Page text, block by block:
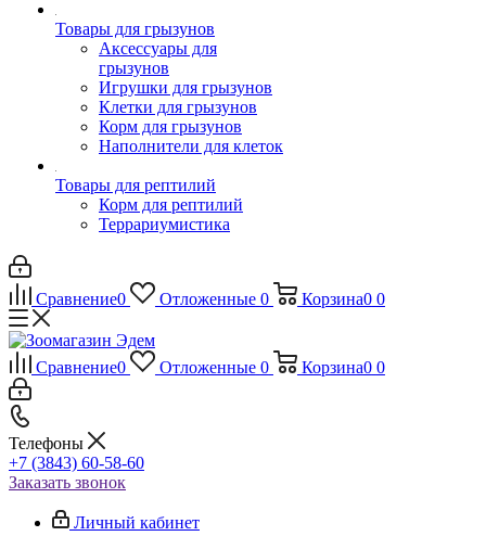
Товары для грызунов
Аксессуары для
грызунов
Игрушки для грызунов
Клетки для грызунов
Корм для грызунов
Наполнители для клеток
Товары для рептилий
Корм для рептилий
Террариумистика
Сравнение0 Отложенные 0 Корзина0 0
Сравнение0 Отложенные 0 Корзина0 0
Телефоны
+7 (3843) 60-58-60
Заказать звонок
Личный кабинет